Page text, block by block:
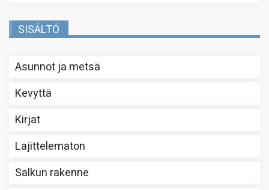
SISÄLTÖ
Asunnot ja metsä
Kevyttä
Kirjat
Lajittelematon
Salkun rakenne